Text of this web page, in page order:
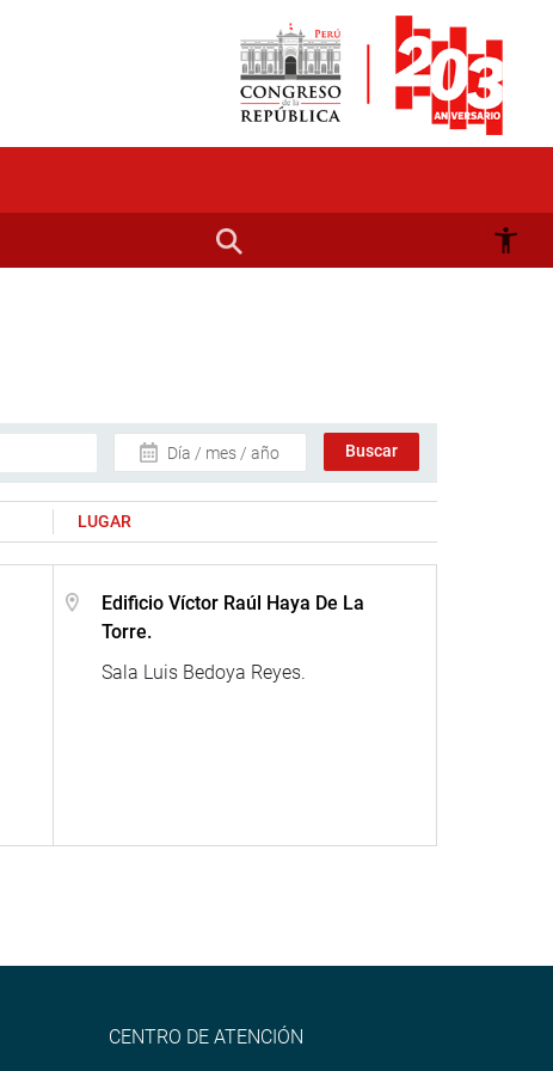
Día / mes / año
LUGAR
Edificio Víctor Raúl Haya De La
Torre.
Sala Luis Bedoya Reyes.
CENTRO DE ATENCIÓN